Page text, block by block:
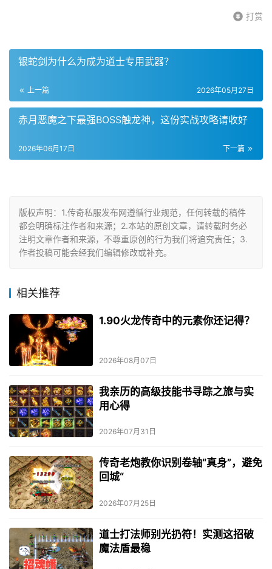
打赏
银蛇剑为什么为成为道士专用武器？
上一篇 2026年05月27日
赤月恶魔之下最强BOSS触龙神，这份实战攻略请收好
下一篇
2026年06月17日
版权声明：1.传奇私服发布网遵循行业规范，任何转载的稿件
都会明确标注作者和来源；2.本站的原创文章，请转载时务必
注明文章作者和来源，不尊重原创的行为我们将追究责任；3.
作者投稿可能会经我们编辑修改或补充。
相关推荐
1.90火龙传奇中的元素你还记得？
2026年08月07日
我亲历的高级技能书寻踪之旅与实
用心得
2026年07月31日
传奇老炮教你识别卷轴“真身”，避免
回城“
2026年07月25日
道士打法师别光扔符！实测这招破
魔法盾最稳